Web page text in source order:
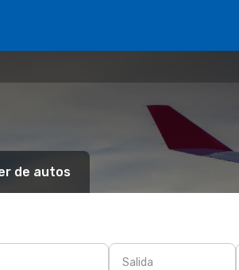
de autos
Salida